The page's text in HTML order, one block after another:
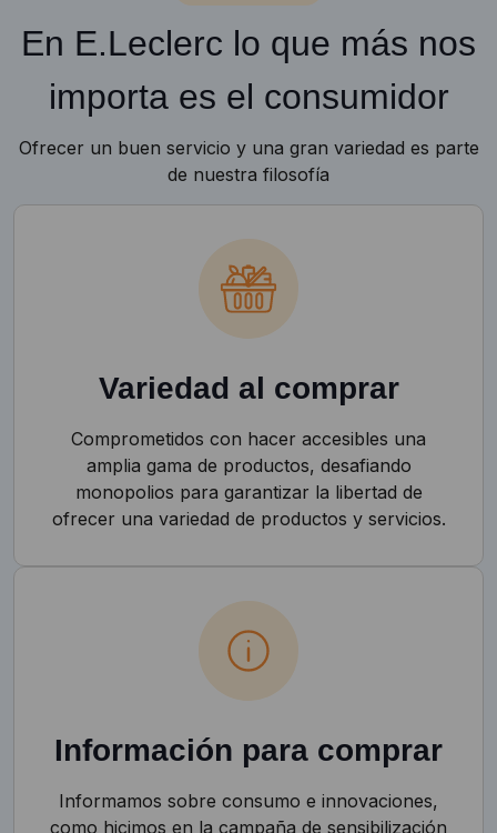
En E.Leclerc lo que más nos
importa es el consumidor
Ofrecer un buen servicio y una gran variedad es parte
de nuestra filosofía
Variedad al comprar
Comprometidos con hacer accesibles una
amplia gama de productos, desafiando
monopolios para garantizar la libertad de
ofrecer una variedad de productos y servicios.
Información para comprar
Informamos sobre consumo e innovaciones,
como hicimos en la campaña de sensibilización